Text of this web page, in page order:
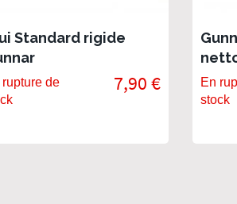
Standard rigide
rupture de
7,90 €
En
stock